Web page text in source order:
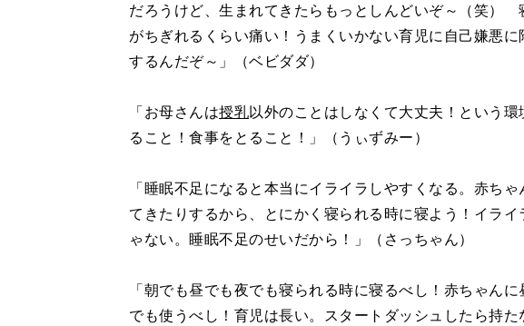
だろうけど、生まれてきたらもっとしんどいぞ～（笑）
がちぎれるくらい痛い！うまくいかない育児に自己嫌悪
するんだぞ～」（ベビダダ）
「お母さんは授乳以外のことはしなくて大丈夫！という
ること！食事をとること！」（うぃずみー）
「睡眠不足になると本当にイライラしやすくなる。赤ち
てきたりするから、とにかく寝られる時に寝よう！イラ
ゃない。睡眠不足のせいだから！」（さっちゃん）
「朝でも昼でも夜でも寝られる時に寝るべし！赤ちゃん
でも使うべし！育児は長い。スタートダッシュしたら持た